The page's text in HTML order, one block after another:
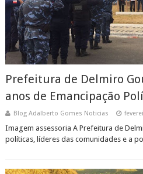
Prefeitura de Delmiro
anos de Emancipação
Blog Adalberto Gomes Noticias
Imagem assessoria A Prefeitura de
políticas, líderes das comunidades e a